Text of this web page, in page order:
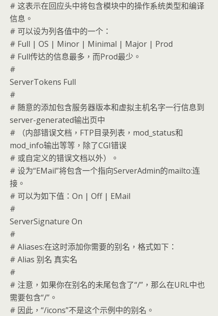
# 这表示在回应头中将包含模块中的操作系统类型和编译
信息。
# 可以设为列各值中的一个：
# Full | OS | Minor | Minimal | Major | Prod
# Full传达的信息最多，而Prod最少。
#
ServerTokens Full
#
# 随意的添加包含服务器版本和虚拟主机名字一行信息到
server-generated输出页中
# （内部错误文档，FTP目录列表，mod_status和
mod_info输出等等，除了CGI错误
# 或自定义的错误文档以外）。
# 设为“EMail”将包含一个指向ServerAdmin的mailto:连
接。
# 可以为如下值：On | Off | EMail
#
ServerSignature On
#
# Aliases:在这时添加你需要的别名，格式如下：
# Alias 别名 真实名
#
# 注意，如果你在别名的未尾包含了“/”，那么在URL中也
需要包含“/”。
# 因此，“/icons”不是这个示例中的别名。